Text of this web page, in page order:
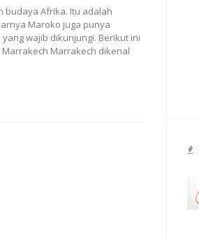
budaya Afrika. Itu adalah
Maroko juga punya
wajib dikunjungi. Berikut ini
Marrakech dikenal